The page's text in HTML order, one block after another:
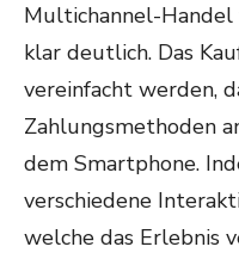
Multichannel-
klar deutlich. Das
vereinfacht werden,
Zahlungsmethoden
dem Smartphone.
verschiedene
welche das Erlebnis